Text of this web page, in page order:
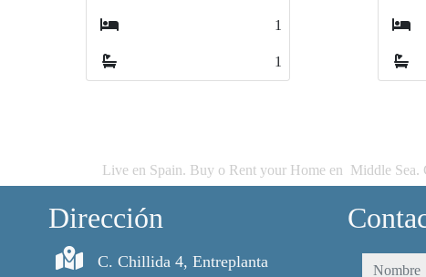
1
1
Live en Spain. Buy o Rent your Home en Middle Sea.
Dirección
C. Chillida 4, Entreplanta
nombre